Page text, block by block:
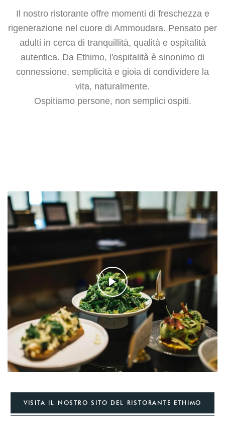
Il nostro ristorante offre momenti di freschezza e
rigenerazione nel cuore di Ammoudara. Pensato per
adulti in cerca di tranquillità, qualità e ospitalità
autentica. Da Ethimo, l'ospitalità è sinonimo di
connessione, semplicità e gioia di condividere la
vita, naturalmente.
Ospitiamo persone, non semplici ospiti.
VISITA IL NOSTRO SITO DEL RISTORANTE ETHIMO